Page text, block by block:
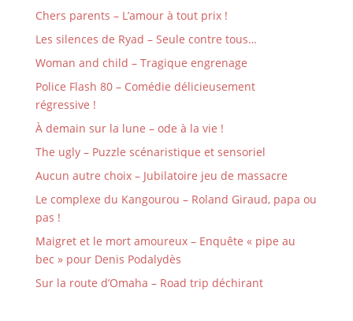
Chers parents – L’amour à tout prix !
Les silences de Ryad – Seule contre tous…
Woman and child – Tragique engrenage
Police Flash 80 – Comédie délicieusement
régressive !
À demain sur la lune – ode à la vie !
The ugly – Puzzle scénaristique et sensoriel
Aucun autre choix – Jubilatoire jeu de massacre
Le complexe du Kangourou – Roland Giraud, papa ou
pas !
Maigret et le mort amoureux – Enquête « pipe au
bec » pour Denis Podalydès
Sur la route d’Omaha – Road trip déchirant